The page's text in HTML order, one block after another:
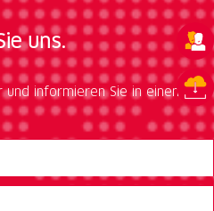
uns.
informieren Sie in einem